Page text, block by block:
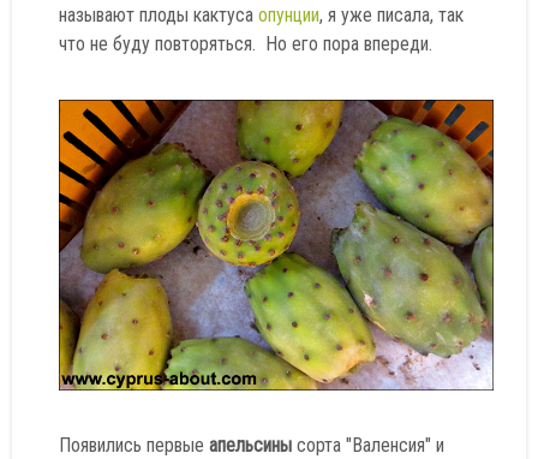
называют плоды кактуса опунции, я уже писала, так
что не буду повторяться. Но его пора впереди.
Появились первые апельсины сорта "Валенсия" и